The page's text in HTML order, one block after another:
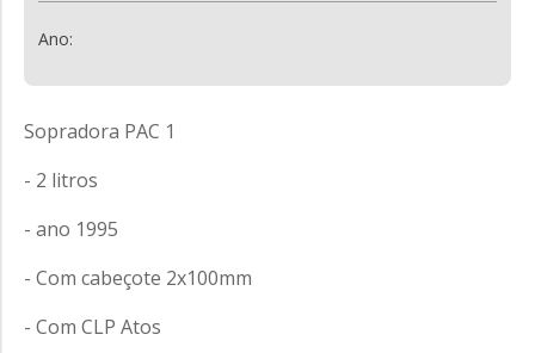
Ano:
Sopradora PAC 1
- 2 litros
- ano 1995
- Com cabeçote 2x100mm
- Com CLP Atos